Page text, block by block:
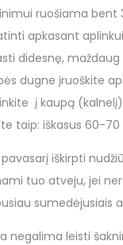
ruošiama
apkasant
didesnę,
dugne įruoškite
į kaupą
taip: iškasus 60-
iškirpti
tuo atveju, jei
sumedėjusiais
negalima leisti